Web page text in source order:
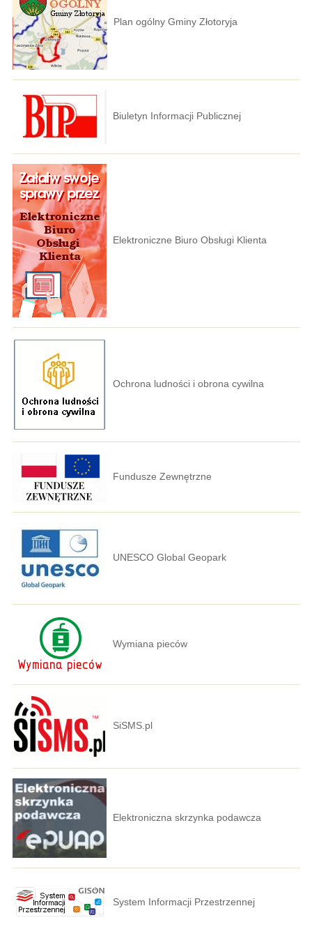
Plan ogólny Gminy Złotoryja
Biuletyn Informacji Publicznej
Elektroniczne Biuro Obsługi Klienta
Ochrona ludności i obrona cywilna
Fundusze Zewnętrzne
UNESCO Global Geopark
Wymiana pieców
SiSMS.pl
Elektroniczna skrzynka podawcza
System Informacji Przestrzennej